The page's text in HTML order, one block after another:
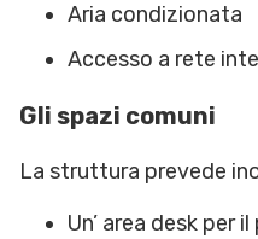
Aria condizionata
Accesso a rete
Gli spazi comuni
La struttura prevede
Un’ area desk per